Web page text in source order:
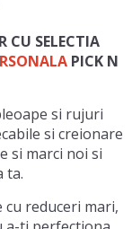
CU SELECTIA
PICK N
si rujuri
si creionare
si marci noi si
ta.
reduceri mari,